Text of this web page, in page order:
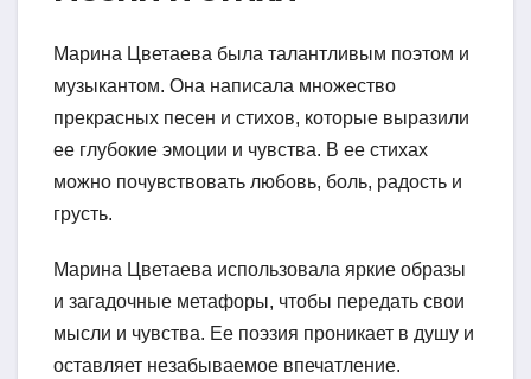
Марина Цветаева была талантливым поэтом и
музыкантом. Она написала множество
прекрасных песен и стихов, которые выразили
ее глубокие эмоции и чувства. В ее стихах
можно почувствовать любовь, боль, радость и
грусть.
Марина Цветаева использовала яркие образы
и загадочные метафоры, чтобы передать свои
мысли и чувства. Ее поэзия проникает в душу и
оставляет незабываемое впечатление.